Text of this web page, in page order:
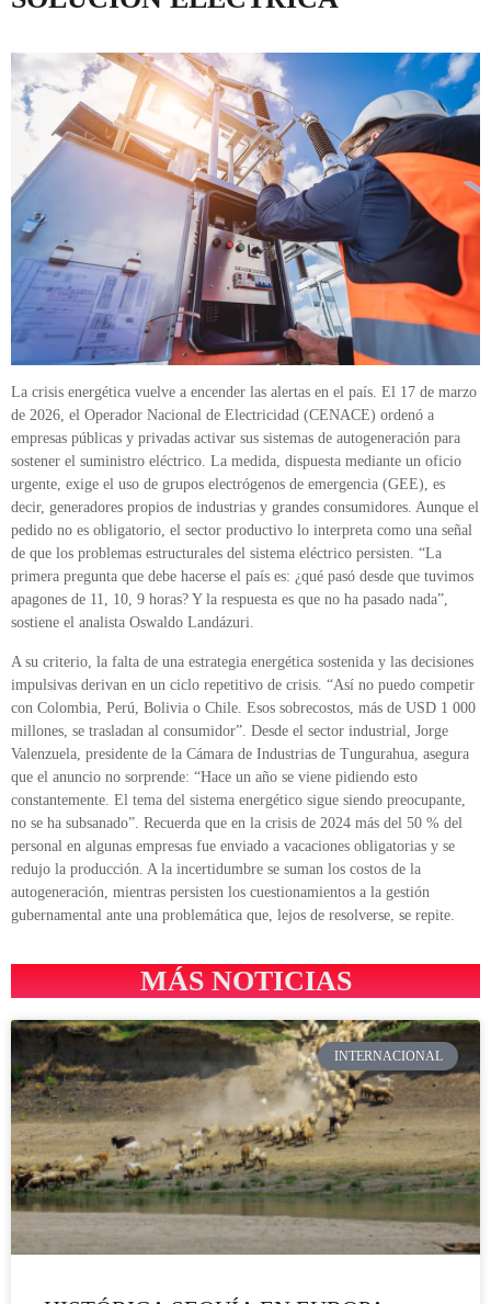
La crisis energética vuelve a encender las alertas en el país. El 17 de marzo
de 2026, el Operador Nacional de Electricidad (CENACE) ordenó a
empresas públicas y privadas activar sus sistemas de autogeneración para
sostener el suministro eléctrico. La medida, dispuesta mediante un oficio
urgente, exige el uso de grupos electrógenos de emergencia (GEE), es
decir, generadores propios de industrias y grandes consumidores. Aunque el
pedido no es obligatorio, el sector productivo lo interpreta como una señal
de que los problemas estructurales del sistema eléctrico persisten. “La
primera pregunta que debe hacerse el país es: ¿qué pasó desde que tuvimos
apagones de 11, 10, 9 horas? Y la respuesta es que no ha pasado nada”,
sostiene el analista Oswaldo Landázuri.
A su criterio, la falta de una estrategia energética sostenida y las decisiones
impulsivas derivan en un ciclo repetitivo de crisis. “Así no puedo competir
con Colombia, Perú, Bolivia o Chile. Esos sobrecostos, más de USD 1 000
millones, se trasladan al consumidor”. Desde el sector industrial, Jorge
Valenzuela, presidente de la Cámara de Industrias de Tungurahua, asegura
que el anuncio no sorprende: “Hace un año se viene pidiendo esto
constantemente. El tema del sistema energético sigue siendo preocupante,
no se ha subsanado”. Recuerda que en la crisis de 2024 más del 50 % del
personal en algunas empresas fue enviado a vacaciones obligatorias y se
redujo la producción. A la incertidumbre se suman los costos de la
autogeneración, mientras persisten los cuestionamientos a la gestión
gubernamental ante una problemática que, lejos de resolverse, se repite.
MÁS NOTICIAS
INTERNACIONAL